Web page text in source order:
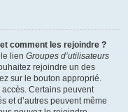
comment les rejoindre ?
lien Groupes d’utilisateurs
rejoindre un des
sur le bouton approprié.
Certains peuvent
et d’autres peuvent même